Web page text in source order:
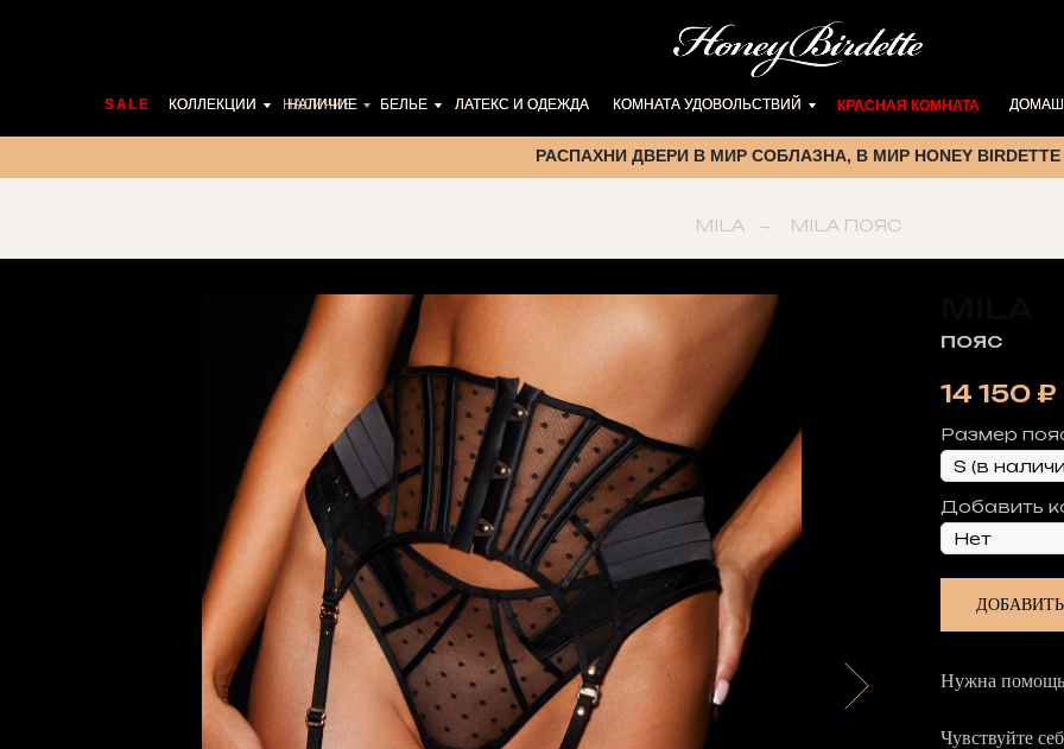
КОЛЛЕКЦИИ
КОЛЛЕКЦИИ БЕЛЬЕ
БЕЛЬЕ КОМНАТА УДОВОЛЬСТВИЙ
КОМНАТА УДОВОЛЬСТВИЙ
НАЛИЧИЕ
НАЛИЧИЕ ЛАТЕКС И ОДЕЖДА
ЛАТЕКС И ОДЕЖДА
SALE
SALE КРАСНАЯ КОМНАТА
КРАСНАЯ КОМНАТА
РАСПАХНИ ДВЕРИ В МИР СОБЛАЗНА, В МИР HONEY BIRDETTE
MILA → MILA ПОЯС
ПОЯС
14 150 ₽
Размер
Добавить
Нужна помощь
Чувствуйте